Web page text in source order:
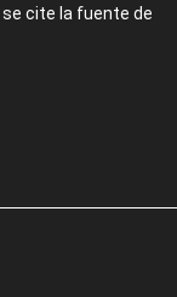
cite la fuente de